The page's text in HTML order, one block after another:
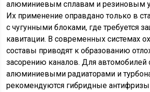
алюминиевым сплавам и резиновым
Их применение оправдано только в
с чугунными блоками, где требуется
кавитации. В современных системах
составы приводят к образованию
засорению каналов. Для автомобилей
алюминиевыми радиаторами и
рекомендуются гибридные антифризы